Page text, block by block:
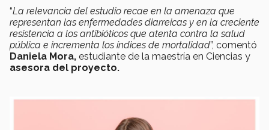
“La relevancia del estudio recae en la amenaza que
representan las enfermedades diarreicas y en la creciente
resistencia a los antibióticos que atenta contra la salud
pública e incrementa los índices de mortalidad”, comentó
Daniela Mora, estudiante de la maestría en Ciencias y
asesora del proyecto.